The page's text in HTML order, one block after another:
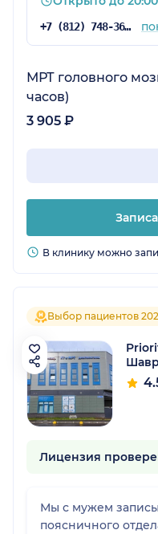
+7 (812) 748-36-70
МРТ головного
часов)
3 905 ₽
В клинику можно
Выбор пациентов
Лицензия
Мы с мужем
поясничного